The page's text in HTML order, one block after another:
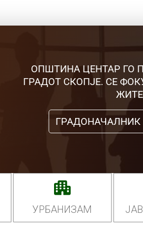
ОПШТИНА ЦЕНТАР ГО
ГРАДОТ СКОПЈЕ. СЕ
ГРАДОНАЧАЛНИК
УРБАНИЗАМ